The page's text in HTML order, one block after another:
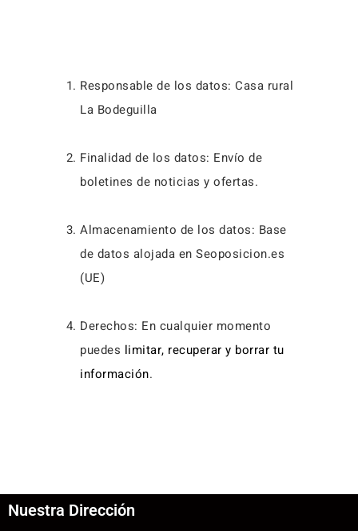
Responsable de los datos: Casa rural
La Bodeguilla
Finalidad de los datos: Envío de
boletines de noticias y ofertas.
Almacenamiento de los datos: Base
de datos alojada en Seoposicion.es
(UE)
Derechos: En cualquier momento
puedes limitar, recuperar y borrar tu
información.
Nuestra Dirección